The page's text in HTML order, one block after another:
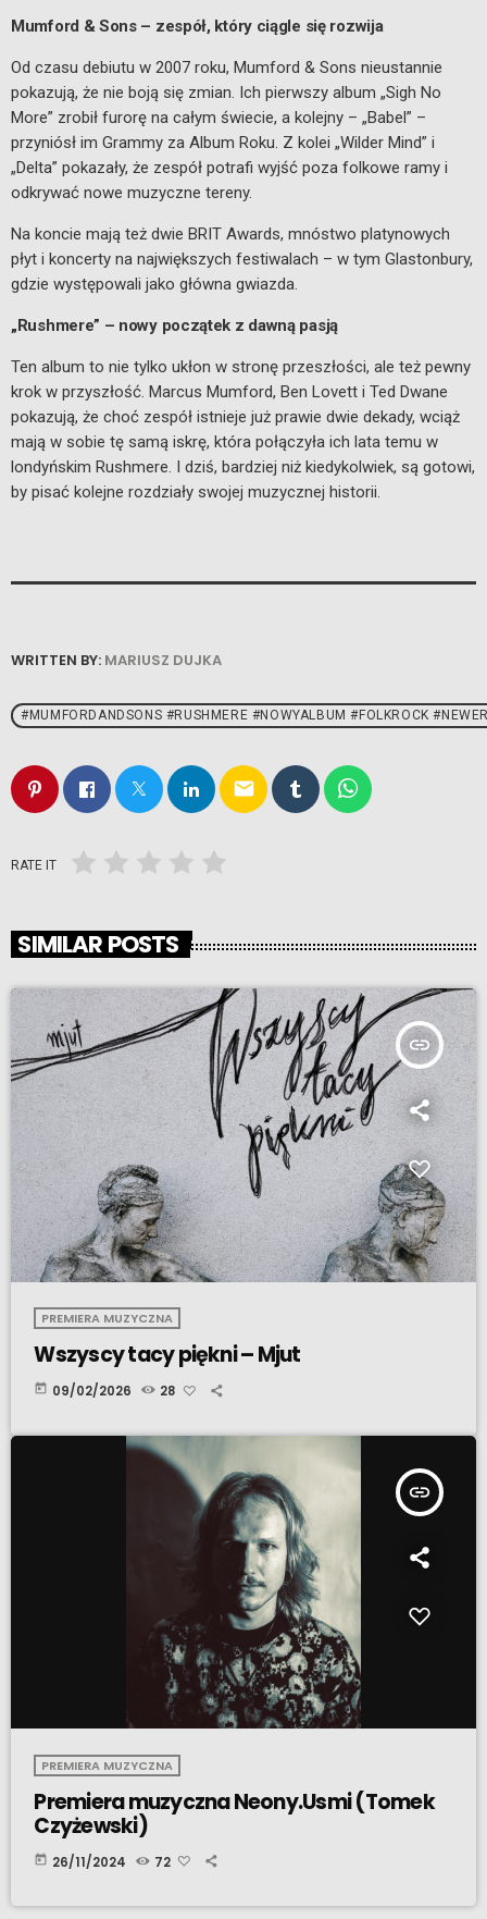
Mumford & Sons – zespół, który ciągle się rozwija
Od czasu debiutu w 2007 roku, Mumford & Sons nieustannie
pokazują, że nie boją się zmian. Ich pierwszy album „Sigh No
More” zrobił furorę na całym świecie, a kolejny – „Babel” –
przyniósł im Grammy za Album Roku. Z kolei „Wilder Mind” i
„Delta” pokazały, że zespół potrafi wyjść poza folkowe ramy i
odkrywać nowe muzyczne tereny.
Na koncie mają też dwie BRIT Awards, mnóstwo platynowych
płyt i koncerty na największych festiwalach – w tym Glastonbury,
gdzie występowali jako główna gwiazda.
„Rushmere” – nowy początek z dawną pasją
Ten album to nie tylko ukłon w stronę przeszłości, ale też pewny
krok w przyszłość. Marcus Mumford, Ben Lovett i Ted Dwane
pokazują, że choć zespół istnieje już prawie dwie dekady, wciąż
mają w sobie tę samą iskrę, która połączyła ich lata temu w
londyńskim Rushmere. I dziś, bardziej niż kiedykolwiek, są gotowi,
by pisać kolejne rozdziały swojej muzycznej historii.
WRITTEN BY: MARIUSZ DUJKA
#MUMFORDANDSONS #RUSHMERE #NOWYALBUM #FOLKROCK
email
RATE IT
SIMILAR POSTS
insert_link
PREMIERA MUZYCZNA
Wszyscy tacy piękni – Mjut
today 09/02/2026 28
insert_link
PREMIERA MUZYCZNA
Premiera muzyczna Neony.Usmi (Tomek
Czyżewski)
today 26/11/2024 72